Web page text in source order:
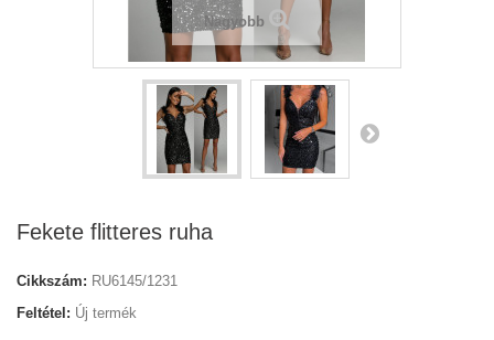
Nagyobb
Fekete flitteres ruha
Cikkszám: RU6145/1231
Feltétel: Új termék